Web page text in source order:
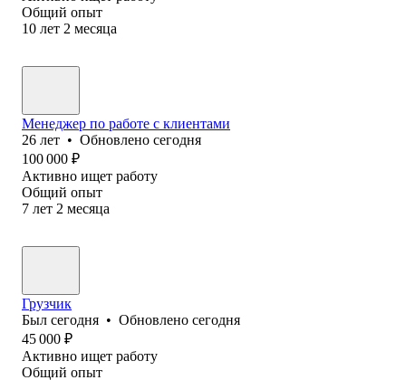
Общий опыт
10 лет 2 месяца
Менеджер по работе с клиентами
26 лет • Обновлено сегодня
100 000 ₽
Активно ищет работу
Общий опыт
7 лет 2 месяца
Грузчик
Был сегодня • Обновлено сегодня
45 000 ₽
Активно ищет работу
Общий опыт